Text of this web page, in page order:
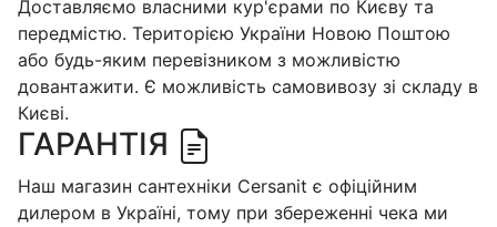
Доставляємо власними кур'єрами по Києву та
передмістю. Територією України Новою Поштою
або будь-яким перевізником з можливістю
довантажити. Є можливість самовивозу зі складу в
Києві.
ГАРАНТІЯ
Наш магазин сантехніки Cersanit є офіційним
дилером в Україні, тому при збереженні чека ми